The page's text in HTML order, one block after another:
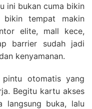
ini bukan cuma bikin
tempat makin
elite, mall kece,
barrier sudah jadi
kenyamanan.
otomatis yang
Begitu kartu akses
langsung buka, lalu